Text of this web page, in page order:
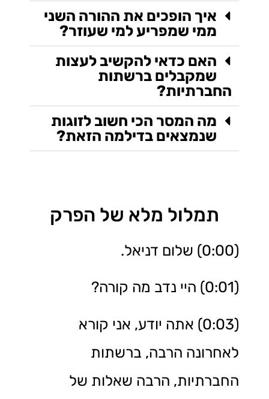
איך הופכים את ההורה השני
ממי שמפריע למי שעוזר?
האם כדאי להקשיב לעצות
שמקבלים ברשתות
החברתיות?
מה המסר הכי חשוב לזוגות
שנמצאים בדילמה הזאת?
תמלול מלא של הפרק
(0:00) שלום דניאל.
(0:01) היי נדב מה קורה?
(0:03) אתה יודע, אני קורא
לאחרונה הרבה, ברשתות
החברתיות, הרבה שאלות של